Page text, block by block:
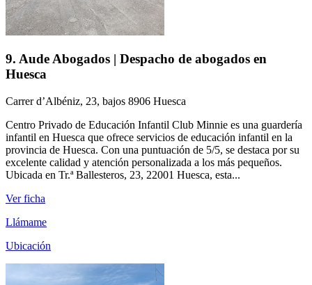
9. Aude Abogados | Despacho de abogados en
Huesca
Carrer d’Albéniz, 23, bajos 8906 Huesca
Centro Privado de Educación Infantil Club Minnie es una guardería
infantil en Huesca que ofrece servicios de educación infantil en la
provincia de Huesca. Con una puntuación de 5/5, se destaca por su
excelente calidad y atención personalizada a los más pequeños.
Ubicada en Tr.ª Ballesteros, 23, 22001 Huesca, esta...
Ver ficha
Llámame
Ubicación